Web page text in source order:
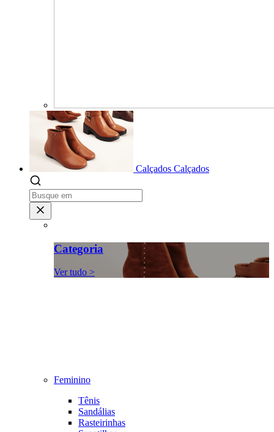
Calçados Calçados
Categoria
Ver tudo >
Feminino
Tênis
Sandálias
Rasteirinhas